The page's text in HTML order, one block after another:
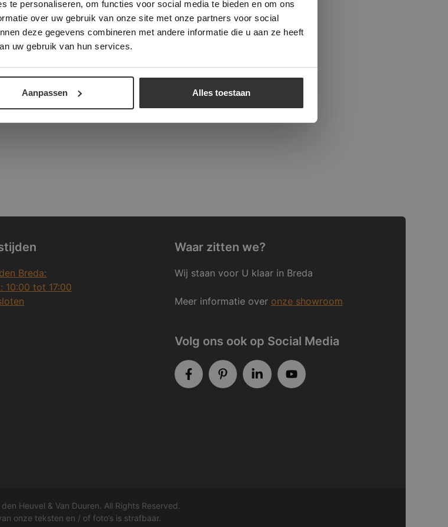
te personaliseren, om functies voor social media te bieden en om ons
over uw gebruik van onze site met onze partners voor social
deze gegevens combineren met andere informatie die u aan ze heeft
uw gebruik van hun services.
Aanpassen Alles toestaan
Breda:
10:00 tot 17:00
Waar zitten we?
Wij staan voor U klaar in Breda
Meer informatie over onze showroom
Volg ons ook op Social Media
Heuvel & Van Duuren. All Rights Reserved.
onze teksten en / of foto’s is strafbaar.
verder
ALLES AFWIJZEN